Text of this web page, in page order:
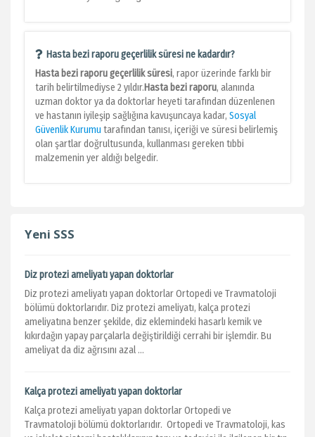
Hasta bezi raporu geçerlilik süresi ne kadardır?
Hasta bezi raporu geçerlilik süresi, rapor üzerinde farklı bir
tarih belirtilmediyse 2 yıldır.Hasta bezi raporu, alanında
uzman doktor ya da doktorlar heyeti tarafından düzenlenen
ve hastanın iyileşip sağlığına kavuşuncaya kadar, Sosyal
Güvenlik Kurumu tarafından tanısı, içeriği ve süresi belirlemiş
olan şartlar doğrultusunda, kullanması gereken tıbbi
malzemenin yer aldığı belgedir.
Yeni SSS
Diz protezi ameliyatı yapan doktorlar
Diz protezi ameliyatı yapan doktorlar Ortopedi ve Travmatoloji
bölümü doktorlarıdır. Diz protezi ameliyatı, kalça protezi
ameliyatına benzer şekilde, diz eklemindeki hasarlı kemik ve
kıkırdağın yapay parçalarla değiştirildiği cerrahi bir işlemdir. Bu
ameliyat da diz ağrısını azal ...
Kalça protezi ameliyatı yapan doktorlar
Kalça protezi ameliyatı yapan doktorlar Ortopedi ve
Travmatoloji bölümü doktorlarıdır. Ortopedi ve Travmatoloji, kas